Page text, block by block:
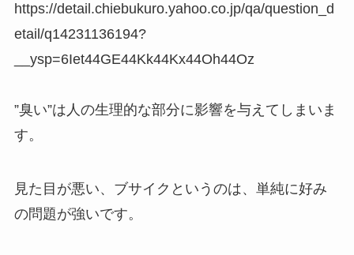
https://detail.chiebukuro.yahoo.co.jp/qa/question_d
etail/q14231136194?
__ysp=6Iet44GE44Kk44Kx44Oh44Oz
”臭い”は人の生理的な部分に影響を与えてしまいま
す。
見た目が悪い、ブサイクというのは、単純に好み
の問題が強いです。